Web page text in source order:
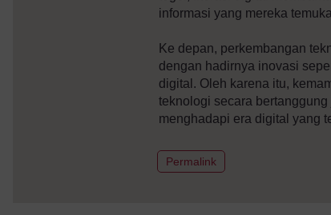
informasi yang mereka
Ke depan, perkembangan
dengan hadirnya inovasi
digital. Oleh karena itu,
teknologi secara
menghadapi era digital yang
Permalink